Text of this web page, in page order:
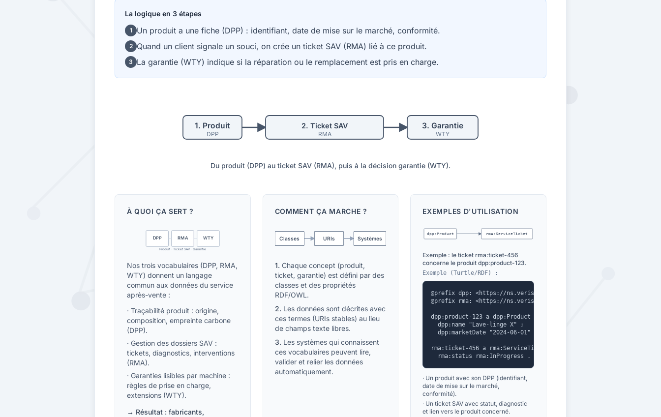
La logique en 3 étapes
1 Un produit a une fiche (DPP) : identifiant, date de mise sur le marché, conformité.
2 Quand un client signale un souci, on crée un ticket SAV (RMA) lié à ce produit.
3 La garantie (WTY) indique si la réparation ou le remplacement est pris en charge.
1. Produit
DPP
2.Ticket SAV
RMA
3.Garantie
WTY
Du produit (DPP) au ticket SAV (RMA), puis à la décision garantie (WTY).
À QUOI ÇA SERT ?
DPP RMA WTY
Produit· Ticket SAV· Garantie
Nos trois vocabulaires (DPP, RMA,
WTY) donnent un langage
commun aux données du service
après-vente :
· Traçabilité produit : origine,
composition, empreinte carbone
(DPP).
· Gestion des dossiers SAV :
tickets, diagnostics, interventions
(RMA).
· Garanties lisibles par machine :
règles de prise en charge,
extensions (WTY).
→ Résultat : fabricants,
COMMENT ÇA MARCHE ?
Classes URIs Systèmes
1. Chaque concept (produit,
ticket, garantie) est défini par des
classes et des propriétés
RDF/OWL.
2. Les données sont décrites avec
ces termes (URIs stables) au lieu
de champs texte libres.
3. Les systèmes qui connaissent
ces vocabulaires peuvent lire,
valider et relier les données
automatiquement.
EXEMPLES D'UTILISATION
dpp:Product rma:ServiceTicket
Exemple : le ticket rma:ticket-456
concerne le produit dpp:product-123.
Exemple (Turtle/RDF) :
@prefix dpp: <https://ns.verisav.fr/dpp#> .
@prefix rma: <https://ns.verisav.fr/rma#> .
dpp:product-123 a dpp:Product ;
  dpp:name "Lave-linge X" ;
  dpp:marketDate "2024-06-01" .
rma:ticket-456 a rma:ServiceTicket ;
  rma:status rma:InProgress .
· Un produit avec son DPP (identifiant,
date de mise sur le marché,
conformité).
· Un ticket SAV avec statut, diagnostic
et lien vers le produit concerné.